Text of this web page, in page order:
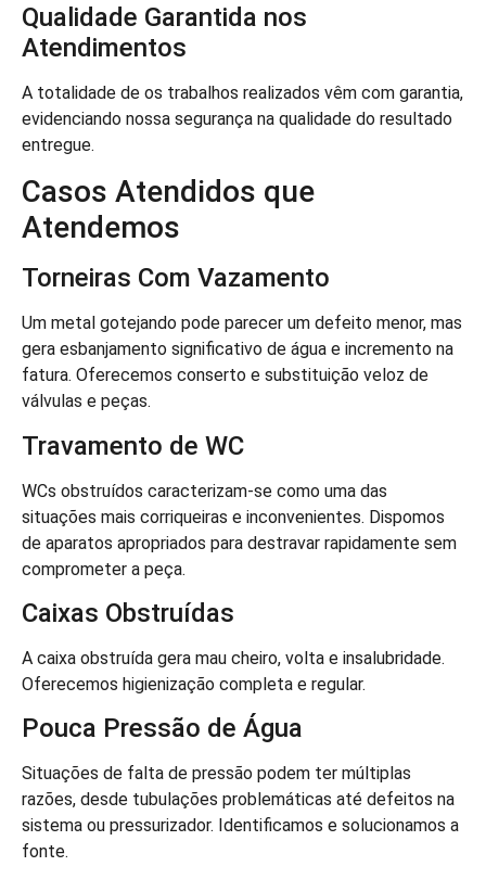
Qualidade Garantida nos
Atendimentos
A totalidade de os trabalhos realizados vêm com garantia,
evidenciando nossa segurança na qualidade do resultado
entregue.
Casos Atendidos que
Atendemos
Torneiras Com Vazamento
Um metal gotejando pode parecer um defeito menor, mas
gera esbanjamento significativo de água e incremento na
fatura. Oferecemos conserto e substituição veloz de
válvulas e peças.
Travamento de WC
WCs obstruídos caracterizam-se como uma das
situações mais corriqueiras e inconvenientes. Dispomos
de aparatos apropriados para destravar rapidamente sem
comprometer a peça.
Caixas Obstruídas
A caixa obstruída gera mau cheiro, volta e insalubridade.
Oferecemos higienização completa e regular.
Pouca Pressão de Água
Situações de falta de pressão podem ter múltiplas
razões, desde tubulações problemáticas até defeitos na
sistema ou pressurizador. Identificamos e solucionamos a
fonte.